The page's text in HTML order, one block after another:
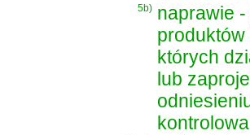
5b) naprawie
których
lub